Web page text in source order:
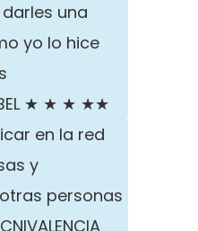
darles una
yo lo hice
★ ★ ★ ★★
en la red
y
personas